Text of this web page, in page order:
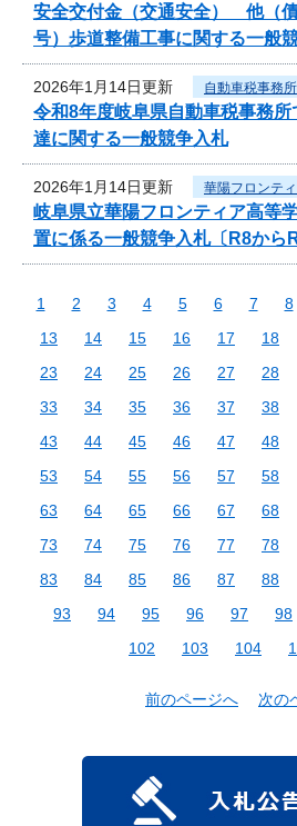
安全交付金（交通安全） 他（
号）歩道整備工事に関する一般
2026年1月14日更新 自動車税事務所
令和8年度岐阜県自動車税事務所
達に関する一般競争入札
2026年1月14日更新 華陽フロンテ
岐阜県立華陽フロンティア高等
置に係る一般競争入札〔R8から
1 2 3 4 5 6 7 8
13
14 15 16 17 18
23
24 25 26 27 28
33
34 35 36 37 38
43
44 45 46 47 48
53
54 55 56 57 58
63
64 65 66 67 68
73
74 75 76 77 78
83
84 85 86 87 88
93
94 95 96 97 98
102
103 104
前のページへ 次の